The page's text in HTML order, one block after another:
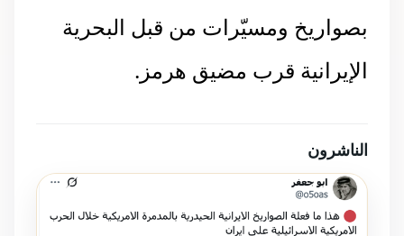
بصواريخ ومسيّرات من قبل البحرية
الإيرانية قرب مضيق هرمز.
الناشرون